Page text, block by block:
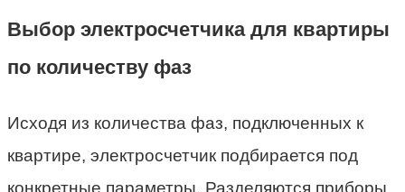
Выбор электросчетчика для квартиры
по количеству фаз
Исходя из количества фаз, подключенных к
квартире, электросчетчик подбирается под
конкретные параметры. Разделяются приборы